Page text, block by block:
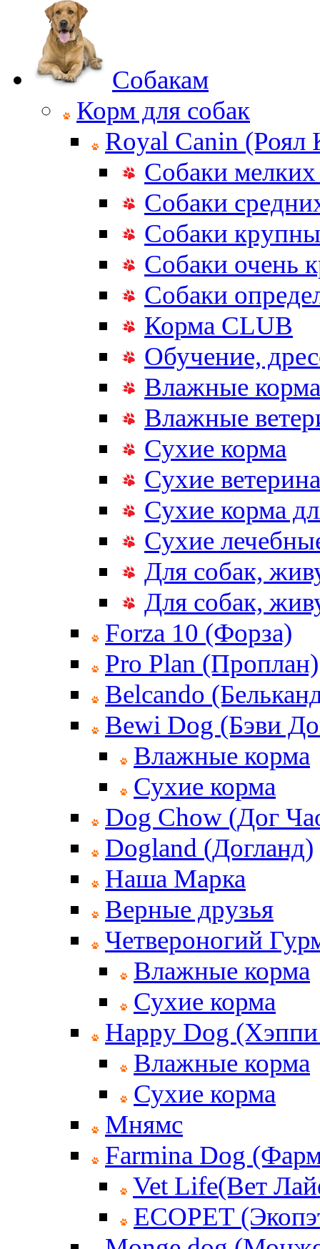
Собакам
Корм для собак
Royal Canin (Роял
Собаки мелких
Собаки
Собаки
Собаки очень
Собаки
Корма CLUB
Обучение,
Влажные корма
Влажные
Сухие корма
Сухие
Сухие корма
Сухие
Для собак,
Для собак,
Forza 10 (Форза)
Pro Plan (Проплан)
Belcando
Bewi Dog (Бэви
Влажные корма
Сухие корма
Dog Chow (Дог
Dogland (Догланд)
Наша Марка
Верные друзья
Четвероногий
Влажные корма
Сухие корма
Happy Dog
Влажные корма
Сухие корма
Мнямс
Farmina Dog
Vet Life(Вет
ECOPET